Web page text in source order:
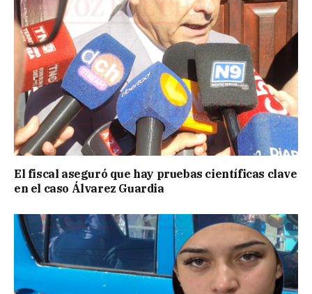
El fiscal aseguró que hay pruebas científicas clave
en el caso Álvarez Guardia